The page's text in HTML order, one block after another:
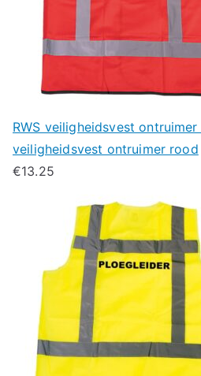
RWS veiligheidsvest
veiligheidsvest ontruimer rood
€13.25